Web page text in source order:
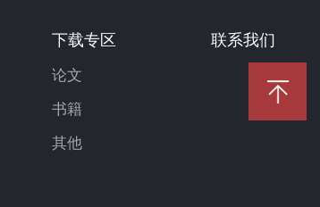
下载专区
论文
书籍
其他
联系我们